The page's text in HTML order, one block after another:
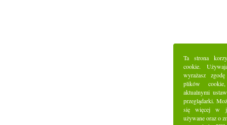
Ta strona
cookie.
wyrażasz
plików
aktualnymi
przeglądarki.
się więcej w
używane oraz o